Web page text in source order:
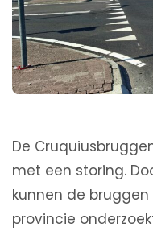
De
met een storing.
kunnen de
provincie